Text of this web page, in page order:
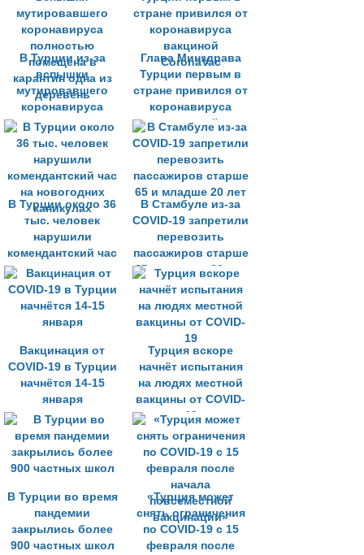
В Турции из-за
вспышки
мутировавшего
коронавируса
полностью
помещена в
карантин одна из
деревень
Глава Минздрава
Турции первым в
стране привился от
коронавируса
вакциной
CoronaVac
В Турции около 36
тыс. человек
нарушили
комендантский час
на новогодних
каникулах
В Стамбуле из-за
COVID-19 запретили
перевозить
пассажиров старше
65 и младше 20 лет
Вакцинация от
COVID-19 в Турции
начнётся 14-15
января
Турция вскоре
начнёт испытания
на людях местной
вакцины от COVID-
19
В Турции во время
пандемии
закрылись более
900 частных школ
«Турция может
снять ограничения
по COVID-19 с 15
февраля после